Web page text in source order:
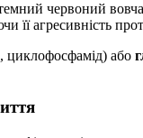
червоний
агресивність
циклофосфамід) або